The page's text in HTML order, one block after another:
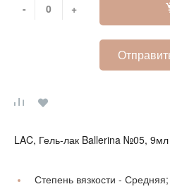
- +
LAC, Гель-лак Ballerina №05, 9мл
Степень вязкости - Средняя;